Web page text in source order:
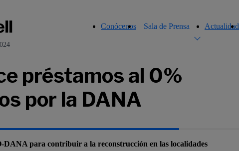
Conócenos Sala de Prensa Actualidad
préstamos al 0%
por la DANA
DANA para contribuir a la reconstrucción en las localidades